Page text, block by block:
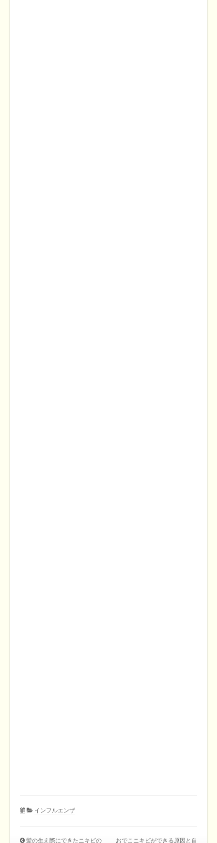
インフルエンザ
髪の生え際にできたニキビの おでこニキビができる原因と自